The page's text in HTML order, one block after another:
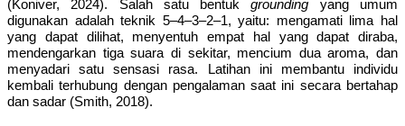
(Koniver, 2024). Salah satu bentukgrounding yang umum
digunakan adalah teknik 5–4–3–2–1, yaitu: mengamati lima hal
yang dapat dilihat, menyentuh empat hal yang dapat diraba,
mendengarkan tiga suara di sekitar, mencium dua aroma, dan
menyadari satu sensasi rasa. Latihan ini membantu individu
kembali terhubung dengan pengalaman saat ini secara bertahap
dan sadar (Smith, 2018).